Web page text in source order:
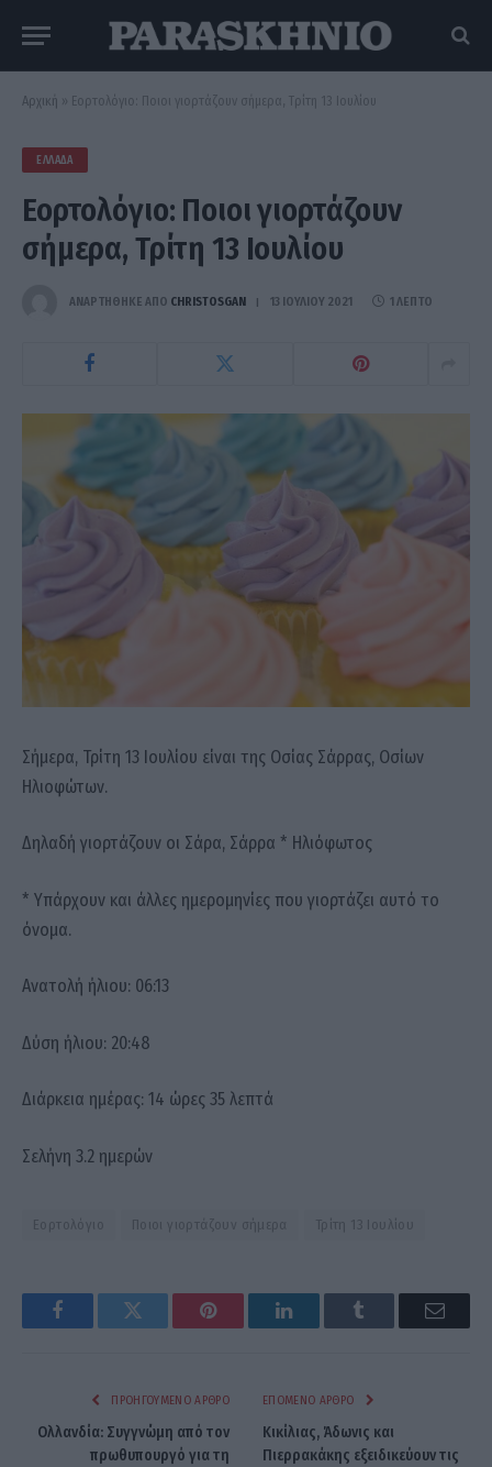
Αρχική » Εορτολόγιο: Ποιοι γιορτάζουν σήμερα, Τρίτη 13 Ιουλίου
ΕΛΛΆΔΑ
Εορτολόγιο: Ποιοι γιορτάζουν
σήμερα, Τρίτη 13 Ιουλίου
ΑΝΑΡΤΗΘΗΚΕ ΑΠΟ CHRISTOSGAN 13 ΙΟΥΛΊΟΥ 2021 1 ΛΕΠΤΌ
Σήμερα, Τρίτη 13 Ιουλίου είναι της Οσίας Σάρρας, Οσίων
Ηλιοφώτων.
Δηλαδή γιορτάζουν οι Σάρα, Σάρρα * Ηλιόφωτος
* Υπάρχουν και άλλες ημερομηνίες που γιορτάζει αυτό το
όνομα.
Ανατολή ήλιου: 06:13
Δύση ήλιου: 20:48
Διάρκεια ημέρας: 14 ώρες 35 λεπτά
Σελήνη 3.2 ημερών
Εορτολόγιο Ποιοι γιορτάζουν σήμερα Τρίτη 13 Ιουλίου
FacebookTwitter Pinterest LinkedInTumblr Email
ΠΡΟΗΓΟΎΜΕΝΟ ΆΡΘΡΟ
Ολλανδία: Συγγνώμη από τον
πρωθυπουργό για τη
ΕΠΌΜΕΝΟ ΆΡΘΡΟ
Κικίλιας, Άδωνις και
Πιερρακάκης εξειδικεύουν τις